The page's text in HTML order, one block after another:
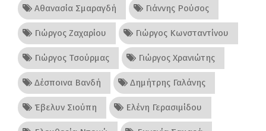
Αθανασία Σμαραγδή Γιάννης Ρούσος
Γιώργος Ζαχαρίου Γιώργος Κωνσταντίνου
Γιώργος Τσούρμας Γιώργος Χρανιώτης
Δέσποινα Βανδή Δημήτρης Γαλάνης
Έβελυν Σιούπη Ελένη Γερασιμίδου